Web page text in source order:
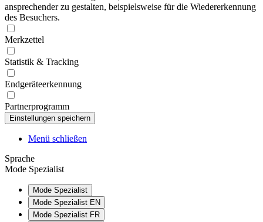
ansprechender zu gestalten, beispielsweise für die Wiedererkennung
des Besuchers.
Merkzettel
Statistik & Tracking
Endgeräteerkennung
Partnerprogramm
Menü schließen
Sprache
Mode Spezialist
Mode Spezialist
Mode Spezialist EN
Mode Spezialist FR